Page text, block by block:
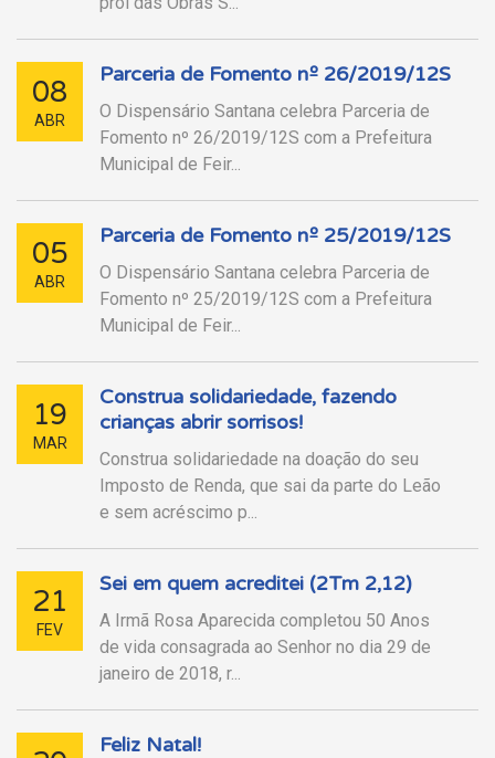
08
ABR
Parceria de Fomento nº 26/2019/12S
O Dispensário Santana celebra Parceria de
Fomento nº 26/2019/12S com a Prefeitura
Municipal de Feir...
05
ABR
Parceria de Fomento nº 25/2019/12S
O Dispensário Santana celebra Parceria de
Fomento nº 25/2019/12S com a Prefeitura
Municipal de Feir...
19
MAR
Construa solidariedade, fazendo
crianças abrir sorrisos!
Construa solidariedade na doação do seu
Imposto de Renda, que sai da parte do Leão
e sem acréscimo p...
21
FEV
Sei em quem acreditei (2Tm 2,12)
A Irmã Rosa Aparecida completou 50 Anos
de vida consagrada ao Senhor no dia 29 de
janeiro de 2018, r...
Feliz Natal!